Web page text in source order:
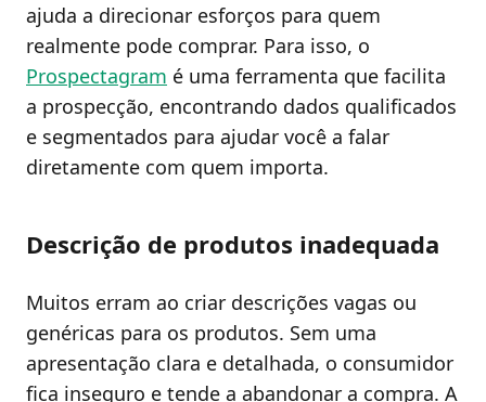
ajuda a direcionar esforços para quem
realmente pode comprar. Para isso, o
Prospectagram é uma ferramenta que facilita
a prospecção, encontrando dados qualificados
e segmentados para ajudar você a falar
diretamente com quem importa.
Descrição de produtos inadequada
Muitos erram ao criar descrições vagas ou
genéricas para os produtos. Sem uma
apresentação clara e detalhada, o consumidor
fica inseguro e tende a abandonar a compra. A